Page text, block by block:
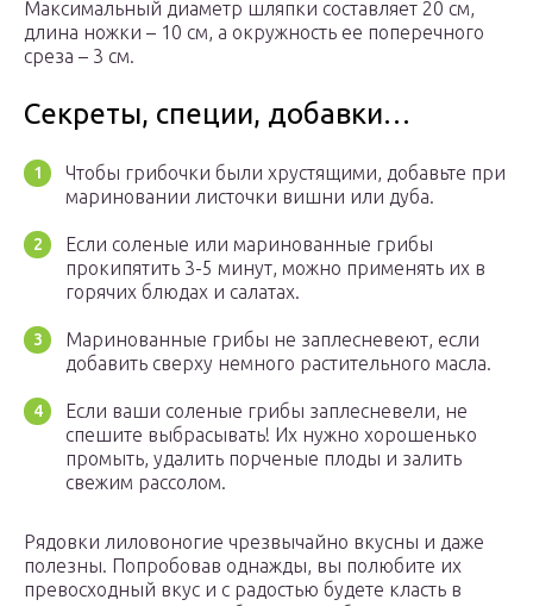
Максимальный диаметр шляпки составляет 20 см,
длина ножки – 10 см, а окружность ее поперечного
среза – 3 см.
Секреты, специи, добавки…
Чтобы грибочки были хрустящими, добавьте при
мариновании листочки вишни или дуба.
Если соленые или маринованные грибы
прокипятить 3-5 минут, можно применять их в
горячих блюдах и салатах.
Маринованные грибы не заплесневеют, если
добавить сверху немного растительного масла.
Если ваши соленые грибы заплесневели, не
спешите выбрасывать! Их нужно хорошенько
промыть, удалить порченые плоды и залить
свежим рассолом.
Рядовки лиловоногие чрезвычайно вкусны и даже
полезны. Попробовав однажды, вы полюбите их
превосходный вкус и с радостью будете класть в